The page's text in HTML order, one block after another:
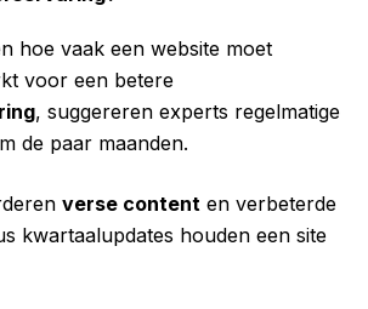
hoe vaak een website moet
voor een betere
, suggereren experts regelmatige
de paar maanden.
verse content en verbeterde
kwartaalupdates houden een site